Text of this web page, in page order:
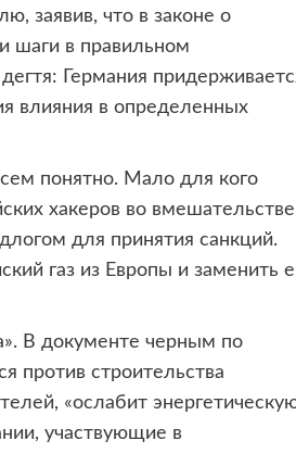
заявив, что в законе о
шаги в правильном
Германия
влияния в определенных
понятно. Мало для кого
хакеров во
для принятия санкций.
газ из Европы и заменить
В документе черным по
против строительства
«ослабит
участвующие в